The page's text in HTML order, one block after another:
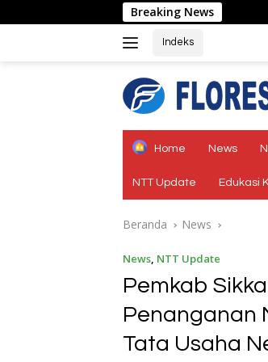
ke
Breaking News
Sinergi Lintas
Indeks
Home News
NTT Update Edukasi
Beranda News
News, NTT Update
Pemkab
Penanganan
Tata Usaha